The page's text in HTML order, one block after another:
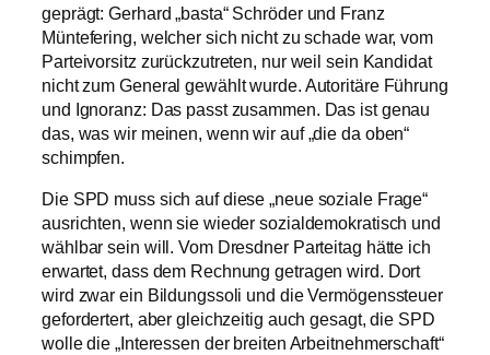
geprägt: Gerhard „basta“ Schröder und Franz
Müntefering, welcher sich nicht zu schade war, vom
Parteivorsitz zurückzutreten, nur weil sein Kandidat
nicht zum General gewählt wurde. Autoritäre Führung
und Ignoranz: Das passt zusammen. Das ist genau
das, was wir meinen, wenn wir auf „die da oben“
schimpfen.
Die SPD muss sich auf diese „neue soziale Frage“
ausrichten, wenn sie wieder sozialdemokratisch und
wählbar sein will. Vom Dresdner Parteitag hätte ich
erwartet, dass dem Rechnung getragen wird. Dort
wird zwar ein Bildungssoli und die Vermögenssteuer
gefordertert, aber gleichzeitig auch gesagt, die SPD
wolle die „Interessen der breiten Arbeitnehmerschaft“